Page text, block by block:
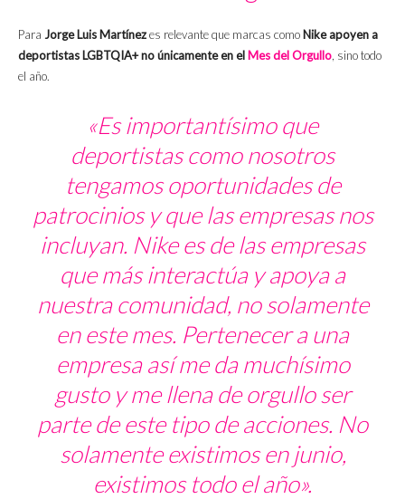
Para Jorge Luis Martínezes relevante que marcas comoNike apoyen a
deportistas LGBTQIA+ no únicamente en elMes del Orgullo , sino todo
el año.
«Es importantísimo que
deportistas como nosotros
tengamos oportunidades de
patrocinios y que las empresas nos
incluyan. Nike es de las empresas
que más interactúa y apoya a
nuestra comunidad, no solamente
en este mes. Pertenecer a una
empresa así me da muchísimo
gusto y me llena de orgullo ser
parte de este tipo de acciones. No
solamente existimos en junio,
existimos todo el año».